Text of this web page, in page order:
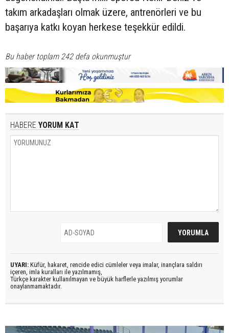
takım arkadaşları olmak üzere, antrenörleri ve bu
başarıya katkı koyan herkese teşekkür edildi.
Bu haber toplam 242 defa okunmuştur
HABERE YORUM KAT
UYARI: Küfür, hakaret, rencide edici cümleler veya imalar, inançlara saldırı
içeren, imla kuralları ile yazılmamış,
Türkçe karakter kullanılmayan ve büyük harflerle yazılmış yorumlar
onaylanmamaktadır.